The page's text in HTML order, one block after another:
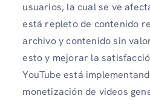
usuarios, la cual se ve
está repleto de contenido
archivo y contenido sin
esto y mejorar la
YouTube está
monetización de videos